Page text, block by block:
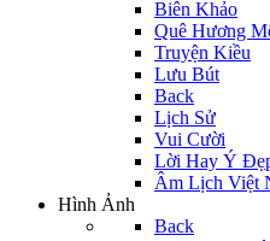
Biên Khảo
Quê Hương
Truyện Kiều
Lưu Bút
Back
Lịch Sử
Vui Cười
Lời Hay Ý
Âm Lịch Việt
Hình Ảnh
Back